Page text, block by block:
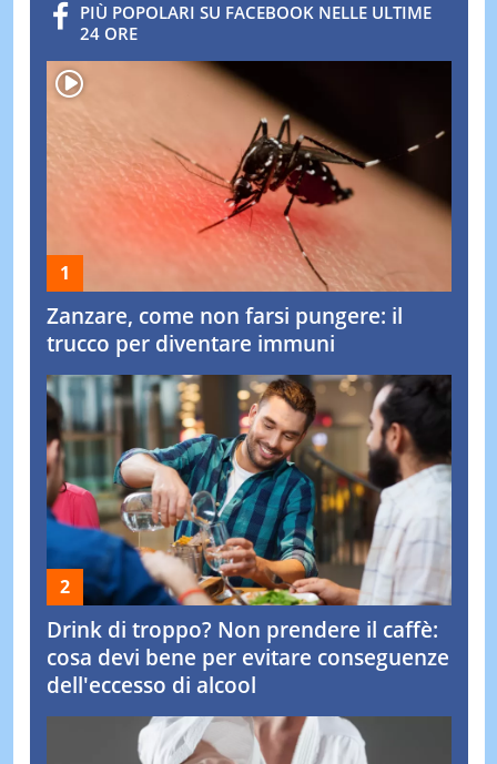
PIÙ POPOLARI SU FACEBOOK NELLE ULTIME
24 ORE
Zanzare, come non farsi pungere: il
trucco per diventare immuni
Drink di troppo? Non prendere il caffè:
cosa devi bene per evitare conseguenze
dell'eccesso di alcool